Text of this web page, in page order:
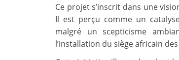
Ce projet s’inscrit dans une
Il est perçu comme un
malgré un scepticisme
l’installation du siège africain